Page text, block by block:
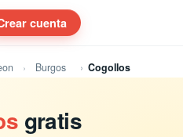
cuenta
Burgos Cogollos
gratis